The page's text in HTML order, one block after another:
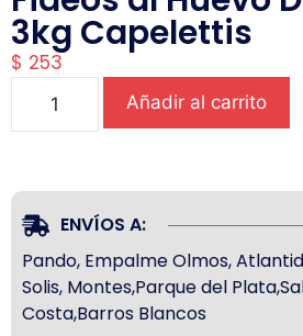
3kg Capelettis
$ 253
Añadir al carrito
ENVÍOS A:
Pando, Empalme Olmos,
Solis, Montes,Parque del
Costa,Barros Blancos